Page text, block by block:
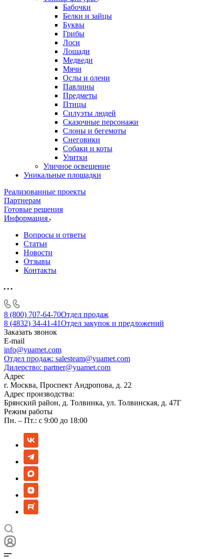
Бабочки
Белки и зайцы
Буквы
Грибы
Лоси
Лошади
Медведи
Мячи
Ослы и олени
Павлины
Предметы
Птицы
Силуэты людей
Сказочные персонажи
Слоны и бегемоты
Снеговики
Собаки и коты
Улитки
Уличное освещение
Уникальные площадки
Реализованные проекты
Партнерам
Готовые решения
Информация
Вопросы и ответы
Статьи
Новости
Отзывы
Контакты
8 (800) 707-64-70Отдел продаж
8 (4832) 34-41-41Отдел закупок и предложений
Заказать звонок
E-mail
info@yuamet.com
Отдел продаж: salesteam@yuamet.com
Дилерство: partner@yuamet.com
Адрес
г. Москва, Проспект Андропова, д. 22
Адрес производства:
Брянский район, д. Толвинка, ул. Толвинская, д. 47Г
Режим работы
Пн. – Пт.: с 9:00 до 18:00